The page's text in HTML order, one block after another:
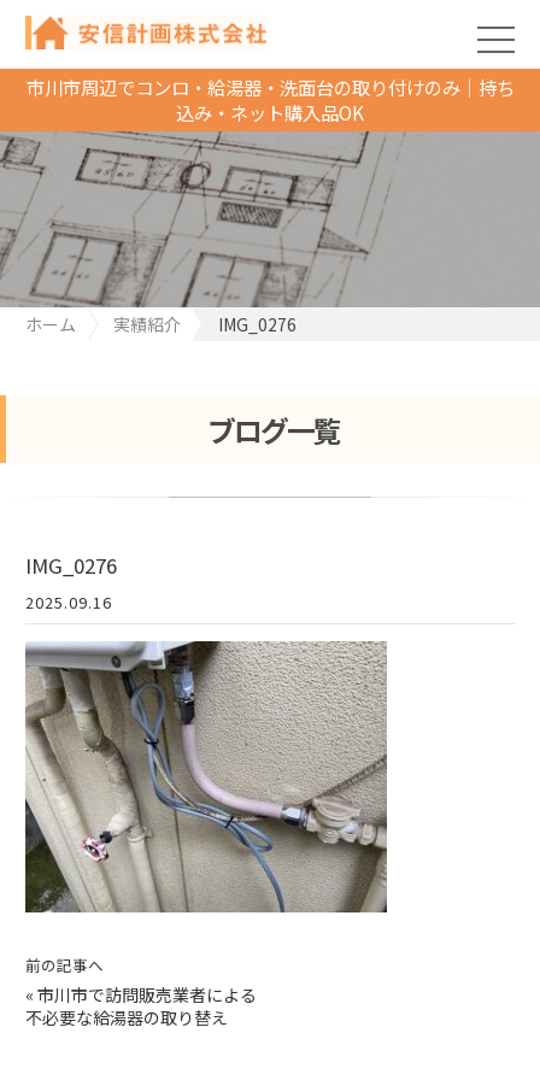
市川市周辺でコンロ・給湯器・洗面台の取り付けのみ｜持ち
込み・ネット購入品OK
ホーム 実績紹介 IMG_0276
ブログ一覧
IMG_0276
2025.09.16
前の記事へ
« 市川市で訪問販売業者による
不必要な給湯器の取り替え